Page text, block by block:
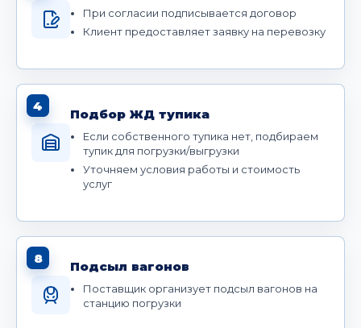
При согласии подписывается договор
Клиент предоставляет заявку на перевозку
4
Подбор ЖД тупика
Если собственного тупика нет, подбираем
тупик для погрузки/выгрузки
Уточняем условия работы и стоимость
услуг
8
Подсыл вагонов
Поставщик организует подсыл вагонов на
станцию погрузки